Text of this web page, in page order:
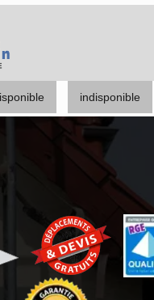
indisponible